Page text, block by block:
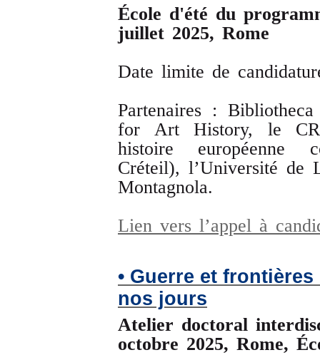
École d'été du
juillet 2025, Rome
Date limite de
Partenaires :
for Art History, le
histoire européenne
Créteil), l’Université de
Montagnola.
Lien vers l’appel à
• Guerre et
nos jours
Atelier doctoral
octobre 2025, Rome,